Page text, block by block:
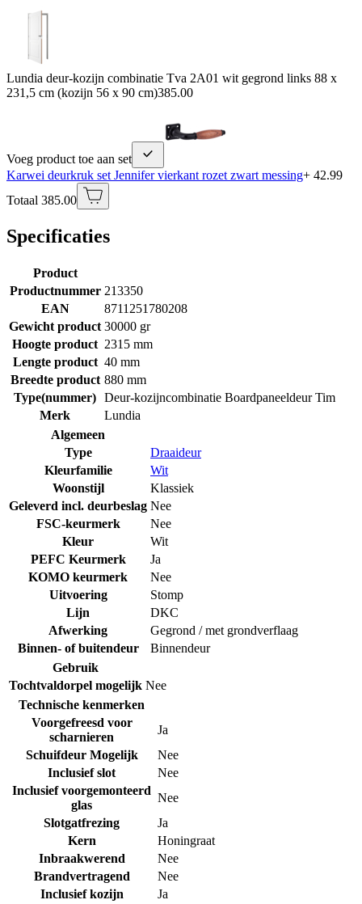
Lundia deur-kozijn combinatie Tva 2A01 wit gegrond links 88 x
231,5 cm (kozijn 56 x 90 cm)385.00
Voeg product toe aan set
Karwei deurkruk set Jennifer vierkant rozet zwart messing+ 42.99
Totaal 385.00
Specificaties
Product
Productnummer 213350
EAN
8711251780208
Gewicht product 30000 gr
Hoogte product 2315 mm
Lengte product 40 mm
Breedte product 880 mm
Type(nummer) Deur-kozijncombinatie Boardpaneeldeur Tim
Merk
Lundia
Algemeen
Type
Draaideur
Kleurfamilie
Wit
Woonstijl
Klassiek
Geleverd incl. deurbeslag Nee
FSC-keurmerk
Nee
Kleur
Wit
PEFC Keurmerk
Ja
KOMO keurmerk
Nee
Uitvoering
Stomp
Lijn
DKC
Afwerking
Gegrond / met grondverflaag
Binnen- of buitendeur
Binnendeur
Gebruik
Tochtvaldorpel mogelijk Nee
Technische kenmerken
Voorgefreesd voor
scharnieren
Ja
Schuifdeur Mogelijk
Nee
Inclusief slot
Nee
Inclusief voorgemonteerd
glas
Nee
Slotgatfrezing
Ja
Kern
Honingraat
Inbraakwerend
Nee
Brandvertragend
Nee
Inclusief kozijn
Ja